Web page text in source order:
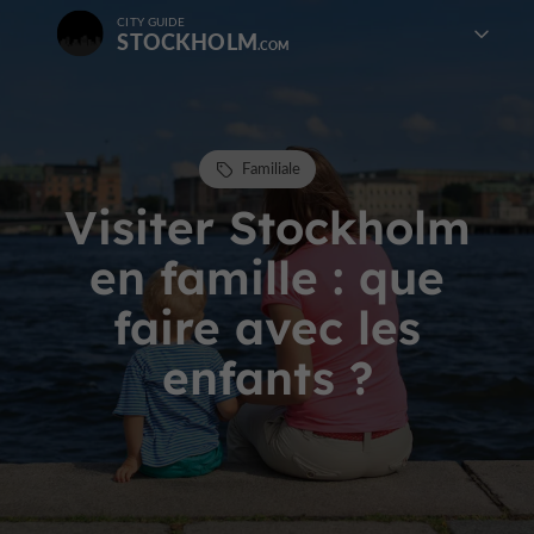
CITY GUIDE
STOCKHOLM
Visiter Stockholm
en famille : que
faire avec les
enfants ?
Familiale